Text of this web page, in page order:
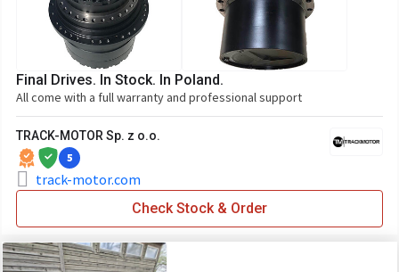
Final Drives. In Stock. In Poland.
All come with a full warranty and professional support
TRACK-MOTOR Sp. z o.o.
5
track-motor.com
Check Stock & Order